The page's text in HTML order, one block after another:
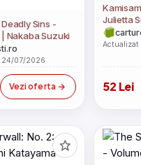
Sins -
Nakaba Suzuki
07/2026
Vezi oferta
Julietta
52 Lei